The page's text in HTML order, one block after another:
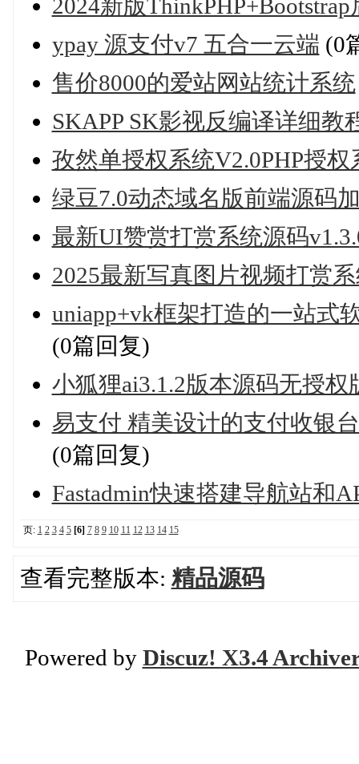
2024新版
ypay 源支付v7 五合一云端 (0
售价8000的爱站网站统计系统
SKAPP SK影视反编译详细教
孜然单授权系统V2.0PHP授权
绿豆7.0动态域名版前端源码
最新UI赞赏打赏系统源码
2025最新写真图片视频打赏
uniapp+vk框架打造的一站式
(0篇回复)
小狐狸ai3.1.2版本源码无授权
易支付 精美设计的支付收银
(0篇回复)
Fastadmin快速搭建导航站和
页: 1 2 3 4 5 [6] 7 8 9 10 11 12 13 14 15
查看完整版本: 精品源码
Powered by Discuz! X3.4